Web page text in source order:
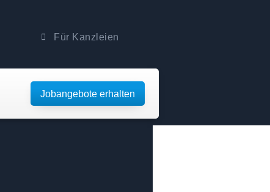
Für Kanzleien
Jobangebote erhalten